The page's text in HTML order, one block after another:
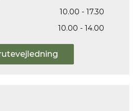
10.00 - 17.30
10.00 - 14.00